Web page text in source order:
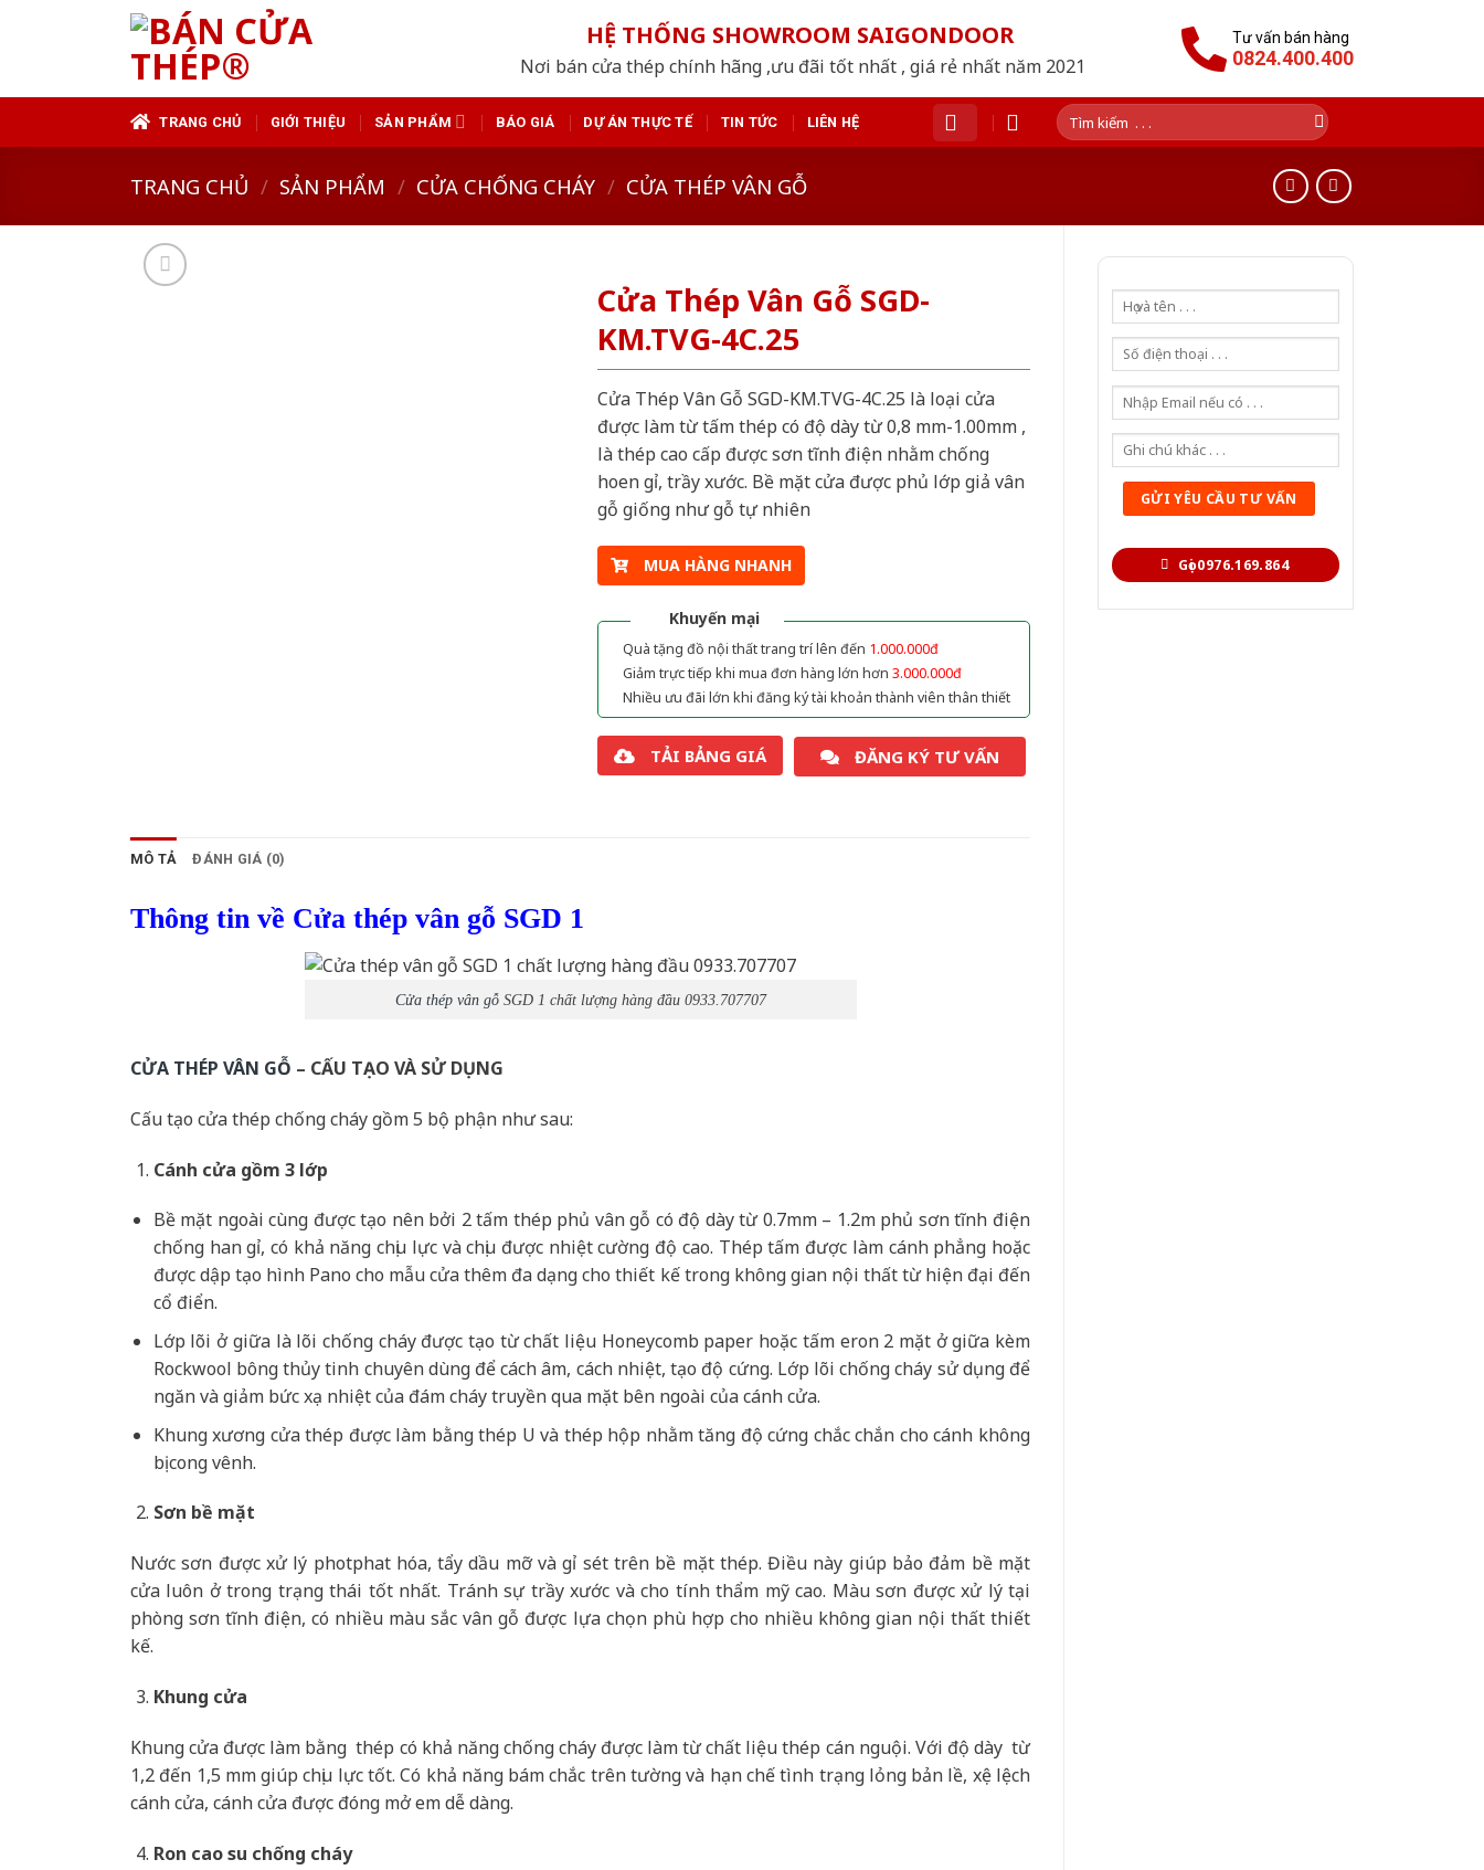
HỆ THỐNG SHOWROOM SAIGONDOOR
Nơi bán cửa thép chính hãng ,ưu đãi tốt nhất , giá rẻ nhất năm 2021
Tư vấn bán hàng
0824.400.400
TRANG CHỦ GIỚI THIỆU SẢN PHẨM BÁO GIÁ DỰ ÁN THỰC TẾ TIN TỨC LIÊN HỆ
Tìm
kiếm:
TRANG CHỦ / SẢN PHẨM / CỬA CHỐNG CHÁY / CỬA THÉP VÂN GỖ
Gọi 0976.169.864
Cửa Thép Vân Gỗ SGD-
KM.TVG-4C.25
Cửa Thép Vân Gỗ SGD-KM.TVG-4C.25 là loại cửa
được làm từ tấm thép có độ dày từ 0,8 mm-1.00mm ,
là thép cao cấp được sơn tĩnh điện nhằm chống
hoen gỉ, trầy xước. Bề mặt cửa được phủ lớp giả vân
gỗ giống như gỗ tự nhiên
MUA HÀNG NHANH
Khuyến mại
Quà tặng đồ nội thất trang trí lên đến 1.000.000đ
Giảm trực tiếp khi mua đơn hàng lớn hơn 3.000.000đ
Nhiều ưu đãi lớn khi đăng ký tài khoản thành viên thân thiết
TẢI BẢNG GIÁ ĐĂNG KÝ TƯ VẤN
MÔ TẢ ĐÁNH GIÁ (0)
Thông tin về Cửa thép vân gỗ SGD 1
Cửa thép vân gỗSGD 1 chất lượng hàng đầu 0933.707707
CỬA THÉP VÂN GỖ – CẤU TẠO VÀ SỬ DỤNG
Cấu tạo cửa thép chống cháy gồm 5 bộ phận như sau:
Cánh cửa gồm 3 lớp
Bề mặt ngoài cùng được tạo nên bởi 2 tấm thép phủ vân gỗ có độ dày từ 0.7mm – 1.2m phủ sơn tĩnh điện
chống han gỉ, có khả năng chịu lực và chịu được nhiệt cường độ cao. Thép tấm được làm cánh phẳng hoặc
được dập tạo hình Pano cho mẫu cửa thêm đa dạng cho thiết kế trong không gian nội thất từ hiện đại đến
cổ điển.
Lớp lõi ở giữa là lõi chống cháy được tạo từ chất liệu Honeycomb paper hoặc tấm eron 2 mặt ở giữa kèm
Rockwool bông thủy tinh chuyên dùng để cách âm, cách nhiệt, tạo độ cứng. Lớp lõi chống cháy sử dụng để
ngăn và giảm bức xạ nhiệt của đám cháy truyền qua mặt bên ngoài của cánh cửa.
Khung xương cửa thép được làm bằng thép U và thép hộp nhằm tăng độ cứng chắc chắn cho cánh không
bị cong vênh.
Sơn bề mặt
Nước sơn được xử lý photphat hóa, tẩy dầu mỡ và gỉ sét trên bề mặt thép. Điều này giúp bảo đảm bề mặt
cửa luôn ở trong trạng thái tốt nhất. Tránh sự trầy xước và cho tính thẩm mỹ cao. Màu sơn được xử lý tại
phòng sơn tĩnh điện, có nhiều màu sắc vân gỗ được lựa chọn phù hợp cho nhiều không gian nội thất thiết
kế.
Khung cửa
Khung cửa được làm bằng thép có khả năng chống cháy được làm từ chất liệu thép cán nguội. Với độ dày từ
1,2 đến 1,5 mm giúp chịu lực tốt. Có khả năng bám chắc trên tường và hạn chế tình trạng lỏng bản lề, xệ lệch
cánh cửa, cánh cửa được đóng mở em dễ dàng.
Ron cao su chống cháy